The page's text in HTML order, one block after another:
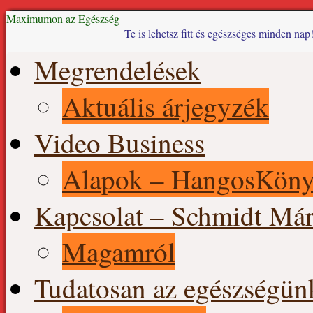
Maximumon az Egészség
Te is lehetsz fitt és egészséges minden nap!
to
contentMegrendelések
Aktuális árjegyzék
Video Business
Alapok –
Kapcsolat – Schmidt
Magamról
Tudatosan az